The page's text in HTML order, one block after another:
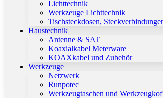
Lichttechnik
Werkzeuge Lichttechnik
Tischsteckdosen,
Haustechnik
Antenne & SAT
Koaxialkabel Meterware
KOAXkabel und Zubehör
Werkzeuge
Netzwerk
Runpotec
Werkzeugtaschen und